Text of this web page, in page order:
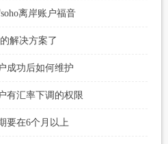
离岸账户福音
解决方案了
成功后如何维护
有汇率下调的权限
要在6个月以上